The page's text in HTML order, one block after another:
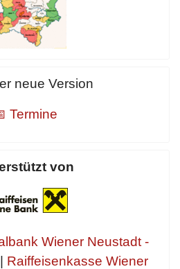
neue Version
Termine
von
Wiener Neustadt -
Raiffeisenkasse Wiener